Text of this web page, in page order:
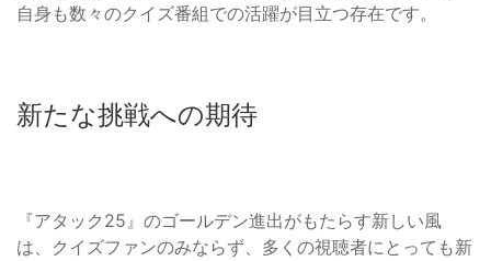
自身も数々のクイズ番組での活躍が目立つ存在です。
新たな挑戦への期待
『アタック25』のゴールデン進出がもたらす新しい風
は、クイズファンのみならず、多くの視聴者にとっても新